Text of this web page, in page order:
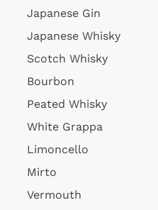
Japanese Gin
Japanese Whisky
Scotch Whisky
Bourbon
Peated Whisky
White Grappa
Limoncello
Mirto
Vermouth